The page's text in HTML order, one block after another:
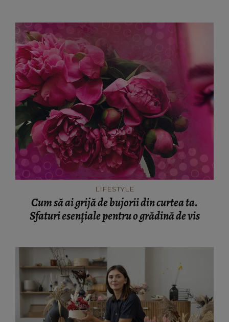
LIFESTYLE
Cum să ai grijă de bujorii din curtea ta.
Sfaturi esențiale pentru o grădină de vis